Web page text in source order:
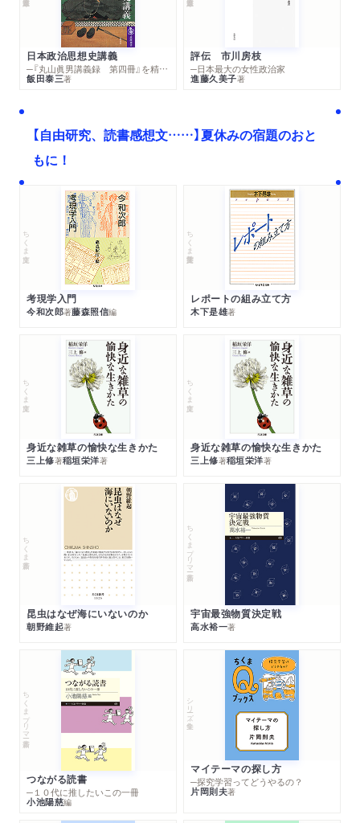
日本政治思想史講義
─『丸山眞男講義録 第四冊』を精読する
飯田泰三著
評伝 市川房枝
─日本最大の女性政治家
進藤久美子著
【自由研究、読書感想文……】夏休みの宿題のおと
もに！
ちくま文庫
考現学入門
今和次郎著藤森照信編
ちくま学芸文庫
レポートの組み立て方
木下是雄著
ちくま文庫
身近な雑草の愉快な生きかた
三上修著稲垣栄洋著
ちくま文庫
身近な雑草の愉快な生きかた
三上修著稲垣栄洋著
ちくま新書
昆虫はなぜ海にいないのか
朝野維起著
ちくまプリマー新書
宇宙最強物質決定戦
高水裕一著
ちくまプリマー新書
つながる読書
─１０代に推したいこの一冊
小池陽慈編
シリーズ・全集
マイテーマの探し方
─探究学習ってどうやるの？
片岡則夫著